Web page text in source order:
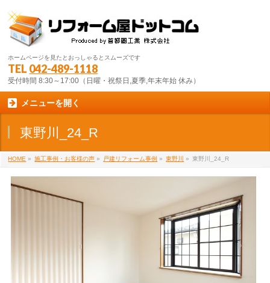
ホームページを見たとおっしゃるとスムーズです
TEL 042-489-1118
受付時間 8:30～17:00（日曜・祝祭日,夏季,年末年始 休み）
メニューを開く
東野川_24_R
HOME » 施工事例・お客様の声 » 戸建リフォーム事例 » 東野川 » 東野川_24_R